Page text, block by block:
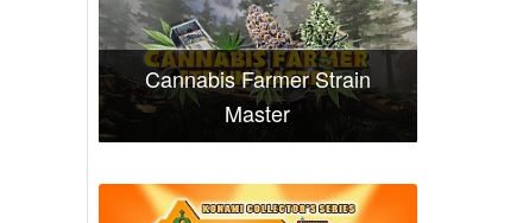
Cannabis Farmer Strain
Master